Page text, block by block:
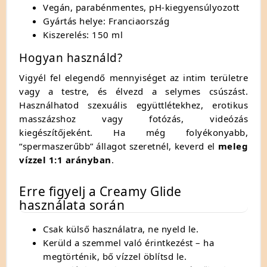
Vegán, parabénmentes, pH-kiegyensúlyozott
Gyártás helye: Franciaország
Kiszerelés: 150 ml
Hogyan használd?
Vigyél fel elegendő mennyiséget az intim területre
vagy a testre, és élvezd a selymes csúszást.
Használhatod szexuális együttlétekhez, erotikus
masszázshoz vagy fotózás, videózás
kiegészítőjeként. Ha még folyékonyabb,
“spermaszerűbb” állagot szeretnél, keverd el meleg
vízzel 1:1 arányban.
Erre figyelj a Creamy Glide
használata során
Csak külső használatra, ne nyeld le.
Kerüld a szemmel való érintkezést – ha
megtörténik, bő vízzel öblítsd le.